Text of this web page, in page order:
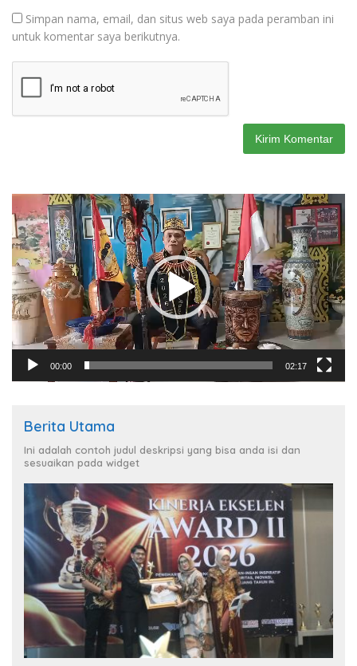
Simpan nama, email, dan situs web saya pada peramban ini
untuk komentar saya berikutnya.
Pemutar
Video
00:00 02:17
Berita Utama
Ini adalah contoh judul deskripsi yang bisa anda isi dan
sesuaikan pada widget